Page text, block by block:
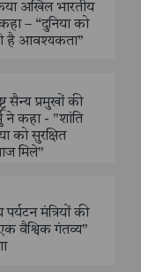
अखिल भारतीय
– “दुनिया को
है आवश्यकता”
सैन्य प्रमुखों की
ने कहा - "शांति
को सुरक्षित
मिले"
मंत्रियों की
वैश्विक गंतव्य"